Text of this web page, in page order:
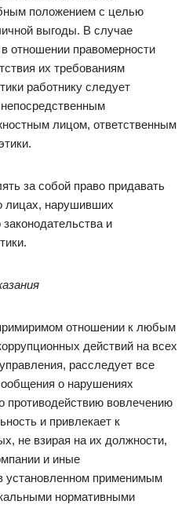
положением с целью
выгоды. В случае
отношении правомерности
их требованиям
работнику следует
лицом, ответственным
за собой право придавать
лицах, нарушивших
и
отношении к любым
действий на всех
расследует все
о нарушениях
противодействию вовлечению
и привлекает к
не взирая на их должности,
и иные
установленном применимым
нормативными